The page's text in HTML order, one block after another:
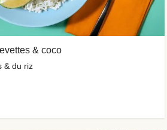
& coco
& du riz